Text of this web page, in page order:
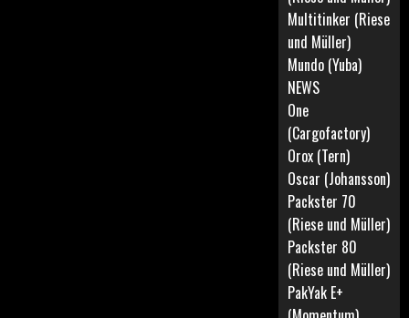
Multitinker (Riese
und Müller)
Mundo (Yuba)
NEWS
One
(Cargofactory)
Orox (Tern)
Oscar (Johansson)
Packster 70
(Riese und Müller)
Packster 80
(Riese und Müller)
PakYak E+